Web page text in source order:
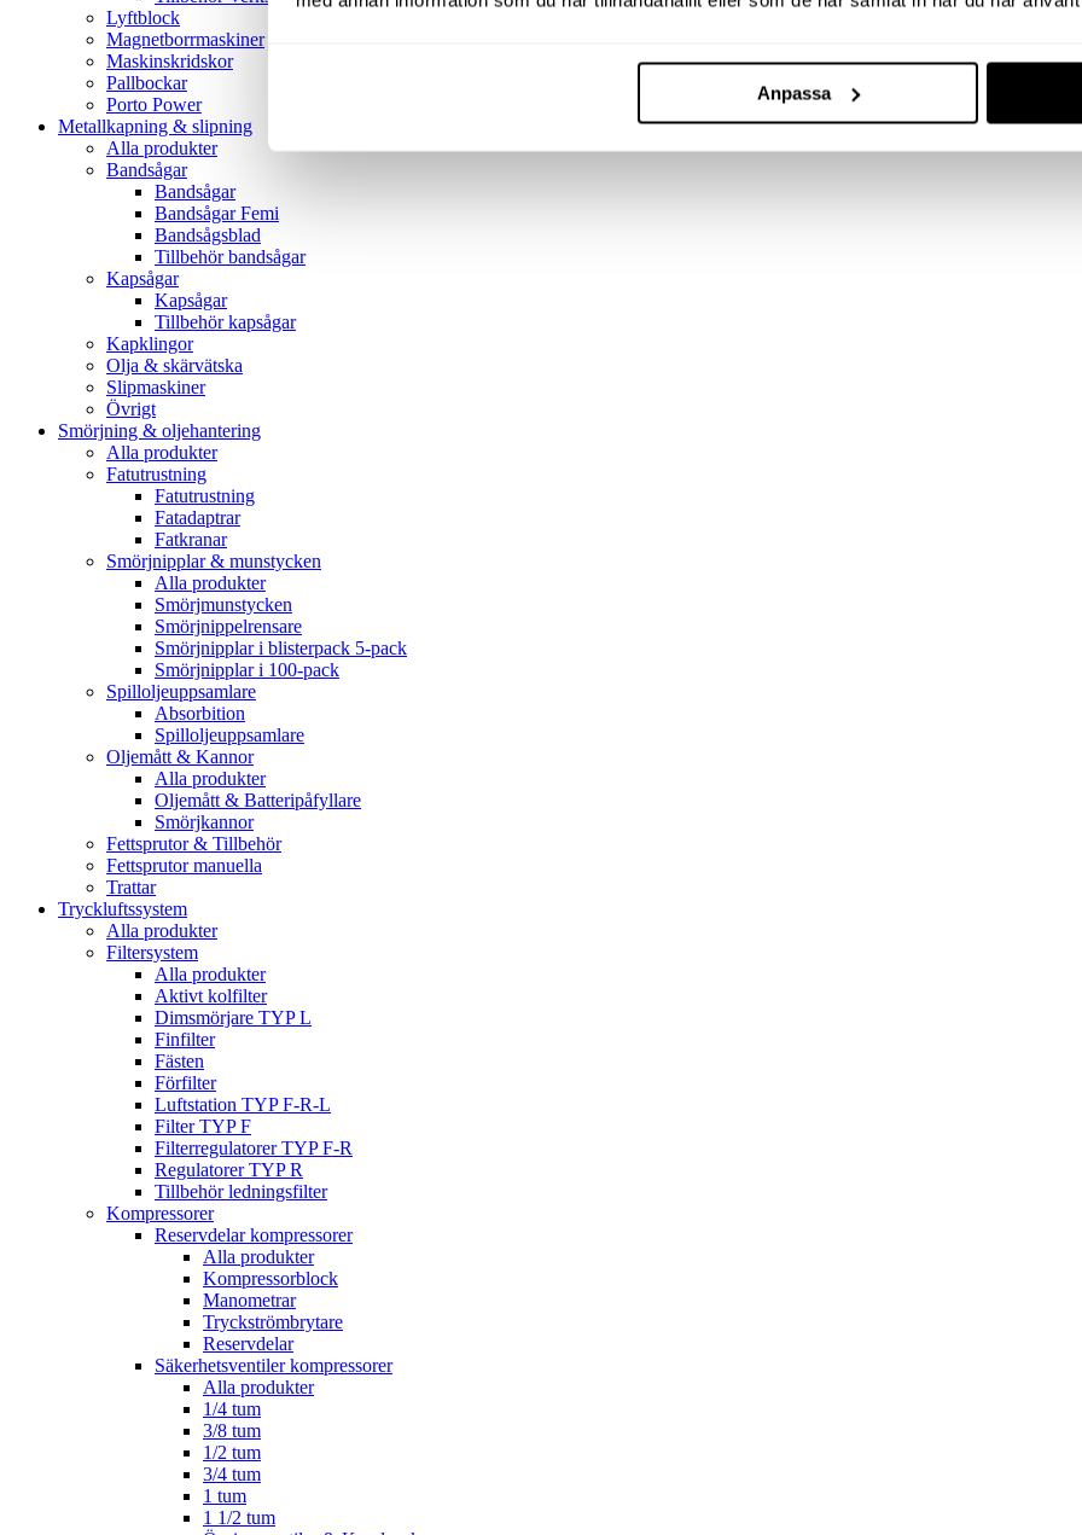
Anpassa
Lyftblock
Magnetborrmaskiner
Maskinskridskor
Pallbockar
Porto Power
Metallkapning & slipning
Alla produkter
Bandsågar
Bandsågar
Bandsågar Femi
Bandsågsblad
Tillbehör bandsågar
Kapsågar
Kapsågar
Tillbehör kapsågar
Kapklingor
Olja & skärvätska
Slipmaskiner
Övrigt
Smörjning & oljehantering
Alla produkter
Fatutrustning
Fatutrustning
Fatadaptrar
Fatkranar
Smörjnipplar & munstycken
Alla produkter
Smörjmunstycken
Smörjnippelrensare
Smörjnipplar i blisterpack 5-pack
Smörjnipplar i 100-pack
Spilloljeuppsamlare
Absorbition
Spilloljeuppsamlare
Oljemått & Kannor
Alla produkter
Oljemått & Batteripåfyllare
Smörjkannor
Fettsprutor & Tillbehör
Fettsprutor manuella
Trattar
Tryckluftssystem
Alla produkter
Filtersystem
Alla produkter
Aktivt kolfilter
Dimsmörjare TYP L
Finfilter
Fästen
Förfilter
Luftstation TYP F-R-L
Filter TYP F
Filterregulatorer TYP F-R
Regulatorer TYP R
Tillbehör ledningsfilter
Kompressorer
Reservdelar kompressorer
Alla produkter
Kompressorblock
Manometrar
Tryckströmbrytare
Reservdelar
Säkerhetsventiler kompressorer
Alla produkter
1/4 tum
3/8 tum
1/2 tum
3/4 tum
1 tum
1 1/2 tum